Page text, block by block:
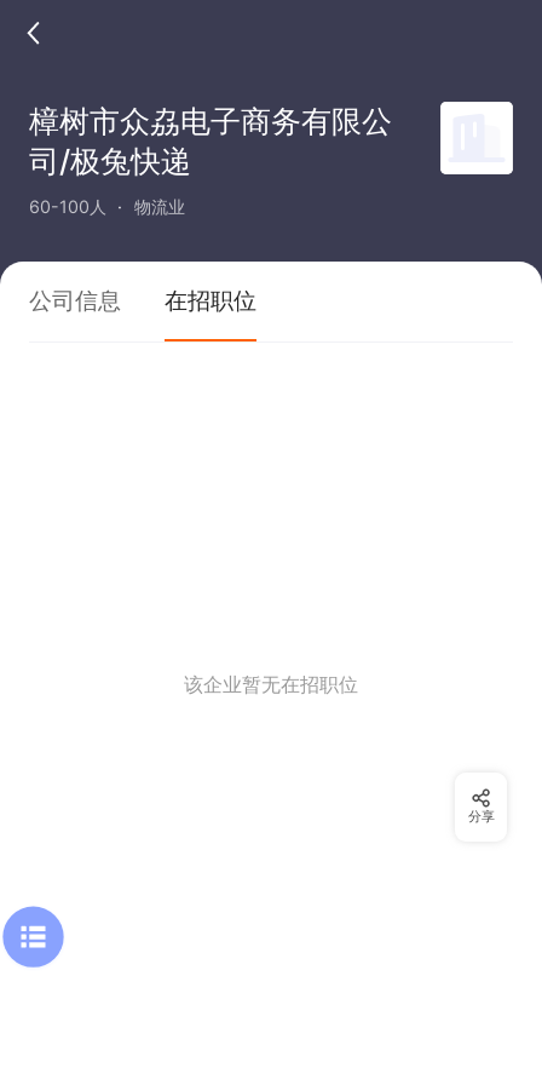
樟树市众劦电子商务有限公
司/极兔快递
60-100人 物流业
公司信息 在招职位
该企业暂无在招职位
分享